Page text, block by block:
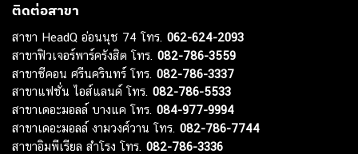
ติดต่อสาขา
สาขา HeadQ อ่อนนุช 74 โทร. 062-624-2093
สาขาฟิวเจอร์พาร์ครังสิต โทร. 082-786-3559
สาขาซีคอน ศรีนครินทร์ โทร. 082-786-3337
สาขาแฟชั่น ไอส์แลนด์ โทร. 082-786-5533
สาขาเดอะมอลล์ บางแค โทร. 084-977-9994
สาขาเดอะมอลล์ งามวงศ์วาน โทร. 082-786-7744
สาขาอิมพีเรียล สำโรง โทร. 082-786-3336